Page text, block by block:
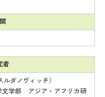
者
ダノヴィッチ）
学部 アジア・アフリカ研